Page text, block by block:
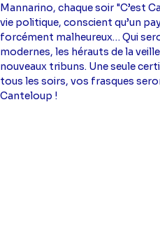
Mannarino, chaque soir "C’est
vie politique, conscient qu’un
forcément malheureux… Qui
modernes, les hérauts de la
nouveaux tribuns. Une seule
tous les soirs, vos frasques
Canteloup !